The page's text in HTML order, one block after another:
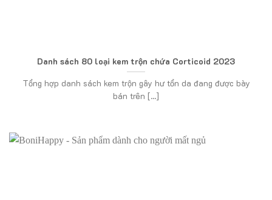
Danh sách 80 loại kem trộn chứa Corticoid 2023
Tổng hợp danh sách kem trộn gây hư tổn da đang được bày
bán trên [...]